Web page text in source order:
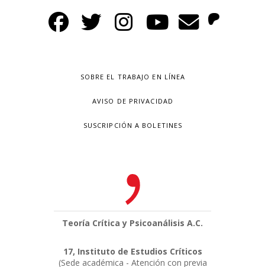
SOBRE EL TRABAJO EN LÍNEA
AVISO DE PRIVACIDAD
SUSCRIPCIÓN A BOLETINES
Teoría Crítica y Psicoanálisis A.C.
17, Instituto de Estudios Críticos
(Sede académica - Atención con previa